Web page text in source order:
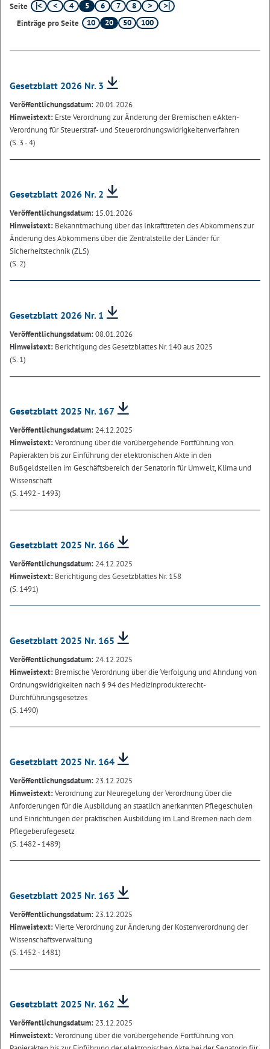
Seite 4 5 6 7
8
Einträge pro Seite
10 20 50 100
Gesetzblatt 2026 Nr. 3
Veröffentlichungsdatum: 20.01.2026
Hinweistext: Erste Verordnung zur Änderung der Bremischen eAkten-
Verordnung für Steuerstraf- und Steuerordnungswidrigkeitenverfahren
(S. 3 - 4)
Gesetzblatt 2026 Nr. 2
Veröffentlichungsdatum: 15.01.2026
Hinweistext: Bekanntmachung über das Inkrafttreten des Abkommens zur
Änderung des Abkommens über die Zentralstelle der Länder für
Sicherheitstechnik (ZLS)
(S. 2)
Gesetzblatt 2026 Nr. 1
Veröffentlichungsdatum:08.01.2026
Hinweistext: Berichtigung des Gesetzblattes Nr. 140 aus 2025
(S. 1)
Gesetzblatt 2025 Nr. 167
Veröffentlichungsdatum: 24.12.2025
Hinweistext:Verordnung über die vorübergehende Fortführung von
Papierakten bis zur Einführung der elektronischen Akte in den
Bußgeldstellen im Geschäftsbereich der Senatorin für Umwelt, Klima und
Wissenschaft
(S. 1492 - 1493)
Gesetzblatt 2025 Nr. 166
Veröffentlichungsdatum: 24.12.2025
Hinweistext: Berichtigung des Gesetzblattes Nr. 158
(S. 1491)
Gesetzblatt 2025 Nr. 165
Veröffentlichungsdatum: 24.12.2025
Hinweistext: Bremische Verordnung über die Verfolgung und Ahndung von
Ordnungswidrigkeiten nach § 94 des Medizinprodukterecht-
Durchführungsgesetzes
(S. 1490)
Gesetzblatt 2025 Nr. 164
Veröffentlichungsdatum: 23.12.2025
Hinweistext:Verordnung zur Neuregelung der Verordnung über die
Anforderungen für die Ausbildung an staatlich anerkannten Pflegeschulen
und Einrichtungen der praktischen Ausbildung im Land Bremen nach dem
Pflegeberufegesetz
(S. 1482 - 1489)
Gesetzblatt 2025 Nr. 163
Veröffentlichungsdatum: 23.12.2025
Hinweistext:Vierte Verordnung zur Änderung der Kostenverordnung der
Wissenschaftsverwaltung
(S. 1452 - 1481)
Gesetzblatt 2025 Nr. 162
Veröffentlichungsdatum: 23.12.2025
Hinweistext:Verordnung über die vorübergehende Fortführung von